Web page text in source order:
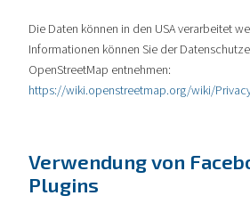
Die Daten können in den USA verarbeitet
Informationen können Sie der
OpenStreetMap entnehmen:
https://wiki.openstreetmap.org/wiki/
Verwendung von
Plugins